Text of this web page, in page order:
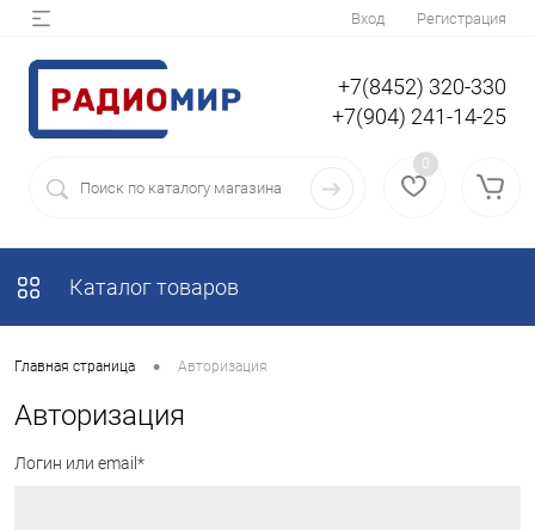
Вход Регистрация
+7(8452) 320-330
+7(904) 241-14-25
0
Каталог товаров
Главная страница • Авторизация
Авторизация
Логин или email*